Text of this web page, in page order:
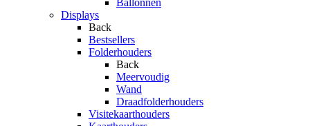
Ballonnen
Displays
Back
Bestsellers
Folderhouders
Back
Meervoudig
Wand
Draadfolderhouders
Visitekaarthouders